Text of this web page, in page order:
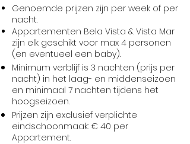
Genoemde prijzen zijn per week of per
nacht.
Appartementen Bela Vista & Vista Mar
zijn elk geschikt voor max 4 personen
(en eventueel een baby).
Minimum verblijf is 3 nachten (prijs per
nacht) in het laag- en middenseizoen
en minimaal 7 nachten tijdens het
hoogseizoen.
Prijzen zijn exclusief verplichte
eindschoonmaak: € 40 per
Appartement.